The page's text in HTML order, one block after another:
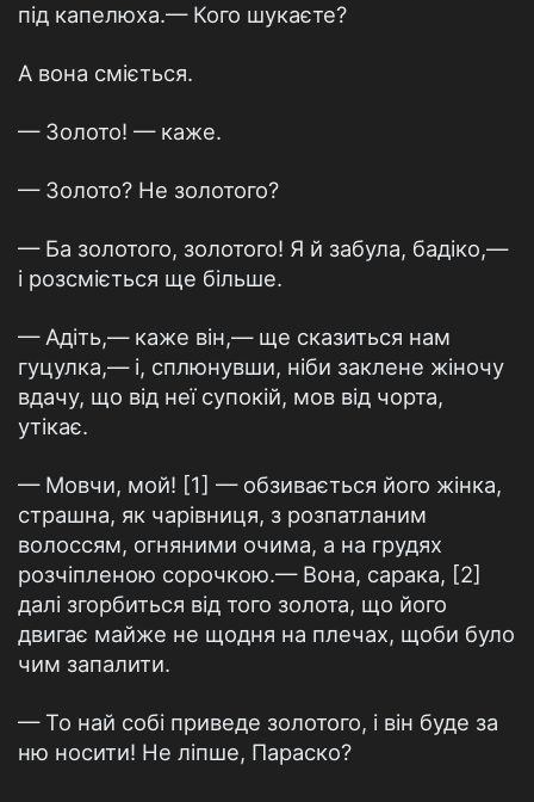
під капелюха.— Кого шукаєте?
А вона сміється.
— Золото! — каже.
— Золото? Не золотого?
— Ба золотого, золотого! Я й забула, бадіко,—
і розсміється ще більше.
— Адіть,— каже він,— ще сказиться нам
гуцулка,— і, сплюнувши, ніби заклене жіночу
вдачу, що від неї супокій, мов від чорта,
утікає.
— Мовчи, мой! [1] — обзивається його жінка,
страшна, як чарівниця, з розпатланим
волоссям, огняними очима, а на грудях
розчіпленою сорочкою.— Вона, сарака, [2]
далі згорбиться від того золота, що його
двигає майже не щодня на плечах, щоби було
чим запалити.
— То най собі приведе золотого, і він буде за
ню носити! Не ліпше, Параско?